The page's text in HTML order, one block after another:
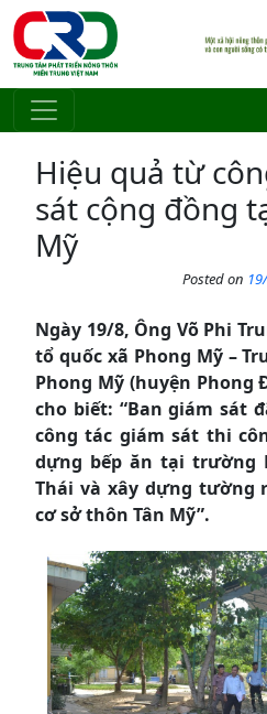
Skip to main content
Hiệu quả từ
sát cộng đồng
Mỹ
Posted on
Ngày 19/8, Ông Võ Phi
tổ quốc xã Phong Mỹ –
Phong Mỹ (huyện Phong
cho biết: “Ban giám sát
công tác giám sát thi
dựng bếp ăn tại trường
Thái và xây dựng tường
cơ sở thôn Tân Mỹ”.